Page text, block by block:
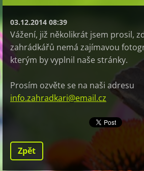
03.12.2014 08:39
Vážení, již několikrát jsem prosil,
zahrádkářů nemá zajímavou
kterým by vyplnil naše stránky.
Prosím ozvěte se na naši adresu
info.zahradkari@email.cz
Zpět